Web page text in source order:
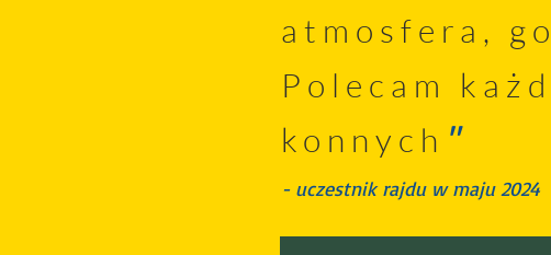
atmosfera,
Polecam
konnych "
- uczestnik rajdu w maju 2024